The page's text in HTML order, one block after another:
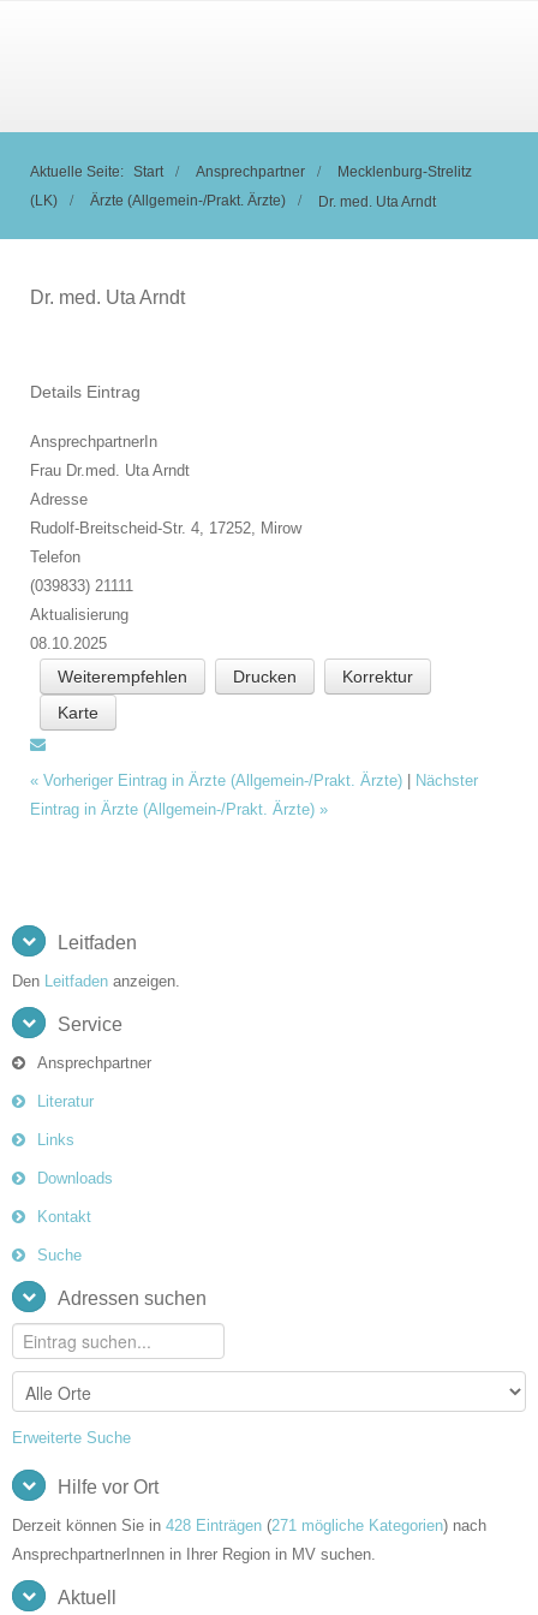
Aktuelle Seite: Start Ansprechpartner
Mecklenburg-Strelitz
(LK)
Ärzte (Allgemein-/Prakt. Ärzte) Dr. med. Uta Arndt
Dr. med. Uta Arndt
Details Eintrag
AnsprechpartnerIn
Frau Dr.med. Uta Arndt
Adresse
Rudolf-Breitscheid-Str. 4, 17252, Mirow
Telefon
(039833) 21111
Aktualisierung
08.10.2025
Weiterempfehlen Drucken
Korrektur
Karte
« Vorheriger Eintrag in Ärzte (Allgemein-/Prakt. Ärzte)
Nächster
Eintrag in Ärzte (Allgemein-/Prakt. Ärzte) »
Leitfaden
Den Leitfaden anzeigen.
Service
Ansprechpartner
Literatur
Links
Downloads
Kontakt
Suche
Adressen suchen
Erweiterte Suche
Hilfe vor Ort
Derzeit können Sie in 428 Einträgen (271 mögliche Kategorien) nach
AnsprechpartnerInnen in Ihrer Region in MV suchen.
Aktuell